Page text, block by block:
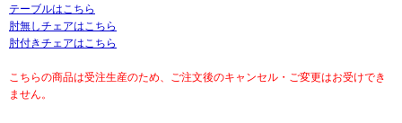
テーブルはこちら
肘無しチェアはこちら
肘付きチェアはこちら
こちらの商品は受注生産のため、ご注文後のキャンセル・ご変更はお受けでき
ません。